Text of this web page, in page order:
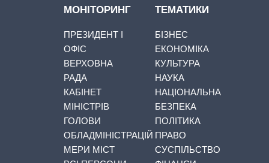
МОНІТОРИНГ
ПРЕЗИДЕНТ І
ОФІС
ВЕРХОВНА
РАДА
КАБІНЕТ
МІНІСТРІВ
ГОЛОВИ
ОБЛАДМІНІСТРАЦІЙ
МЕРИ МІСТ
ТЕМАТИКИ
БІЗНЕС
ЕКОНОМІКА
КУЛЬТУРА
НАУКА
НАЦІОНАЛЬНА
БЕЗПЕКА
ПОЛІТИКА
ПРАВО
СУСПІЛЬСТВО